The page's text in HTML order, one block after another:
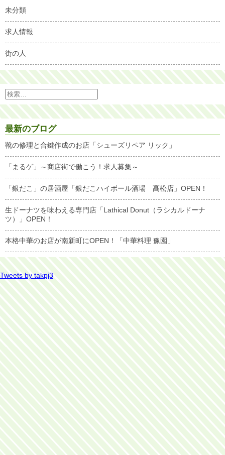
未分類
求人情報
街の人
検
索:
最新のブログ
靴の修理と合鍵作成のお店「シューズリペア リック」
「まるゲ」～商店街で働こう！求人募集～
「銀だこ」の居酒屋「銀だこハイボール酒場 髙松店」OPEN！
生ドーナツを味わえる専門店「Lathical Donut（ラシカルドーナ
ツ）」OPEN！
本格中華のお店が南新町にOPEN！「中華料理 豫園」
Tweets by takpj3